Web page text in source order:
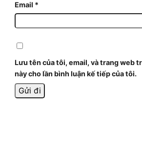
Email *
Lưu tên của tôi, email, và trang web
này cho lần bình luận kế tiếp của tôi.